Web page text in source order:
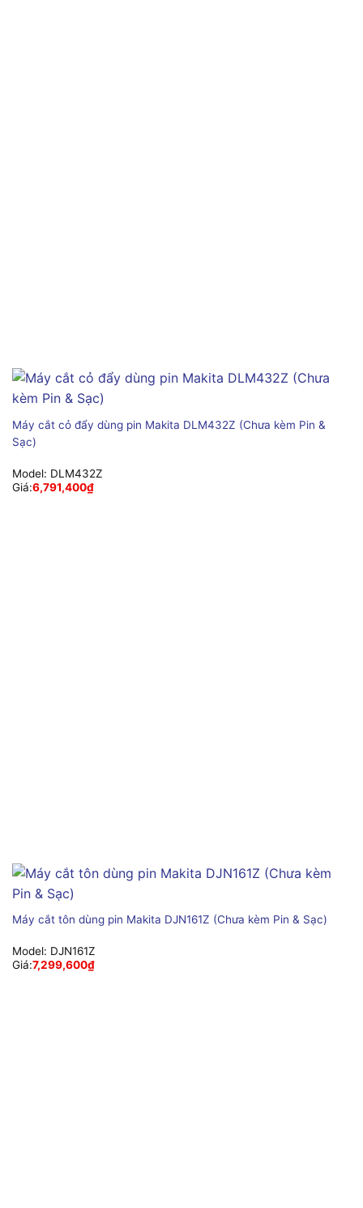
Máy cắt cỏ đẩy dùng pin Makita DLM432Z (Chưa kèm Pin &
Sạc)
Model: DLM432Z
Giá:6,791,400₫
Máy cắt tôn dùng pin Makita DJN161Z (Chưa kèm Pin & Sạc)
Model: DJN161Z
Giá:7,299,600₫